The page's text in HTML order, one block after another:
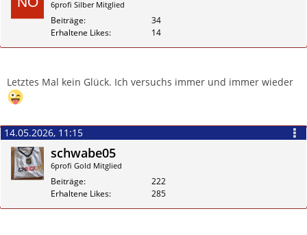
6profi Silber Mitglied
Beiträge
34
Erhaltene Likes
14
Letztes Mal kein Glück. Ich versuchs immer und immer wieder
Zitieren
14.05.2026, 11:15
schwabe05
6profi Gold Mitglied
Beiträge
222
Erhaltene Likes
285